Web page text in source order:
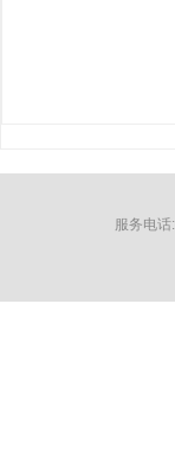
服务电